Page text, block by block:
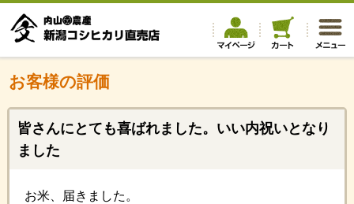
お客様の評価
皆さんにとても喜ばれました。いい内祝いとなり
ました
お米、届きました。